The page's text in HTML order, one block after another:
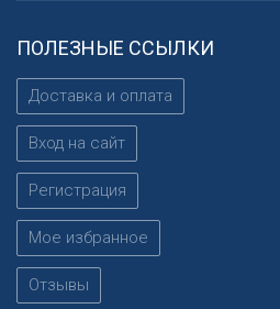
ПОЛЕЗНЫЕ ССЫЛКИ
Доставка и оплата
Вход на сайт
Регистрация
Мое избранное
Отзывы